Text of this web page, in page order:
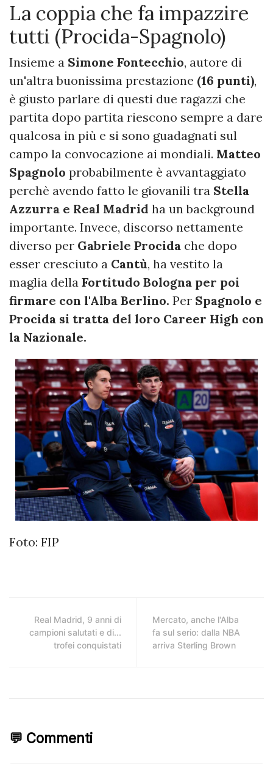
La coppia che fa impazzire
tutti (Procida-Spagnolo)
Insieme a Simone Fontecchio, autore di
un'altra buonissima prestazione (16 punti),
è giusto parlare di questi due ragazzi che
partita dopo partita riescono sempre a dare
qualcosa in più e si sono guadagnati sul
campo la convocazione ai mondiali. Matteo
Spagnolo probabilmente è avvantaggiato
perchè avendo fatto le giovanili tra Stella
Azzurra e Real Madrid ha un background
importante. Invece, discorso nettamente
diverso per Gabriele Procida che dopo
esser cresciuto a Cantù, ha vestito la
maglia della Fortitudo Bologna per poi
firmare con l'Alba Berlino. Per Spagnolo e
Procida si tratta del loro Career High con
la Nazionale.
Foto: FIP
Real Madrid, 9 anni di
campioni salutati e di...
trofei conquistati
Mercato, anche l'Alba
fa sul serio: dalla NBA
arriva Sterling Brown
💬 Commenti